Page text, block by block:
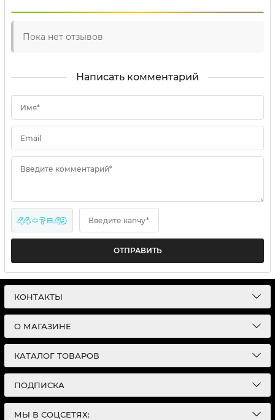
Пока нет отзывов
Написать комментарий
Имя*
Email
Введите комментарий*
44 + ? = 49 Введите капчу*
ОТПРАВИТЬ
КОНТАКТЫ
О МАГАЗИНЕ
КАТАЛОГ ТОВАРОВ
ПОДПИСКА
МЫ В СОЦСЕТЯХ: